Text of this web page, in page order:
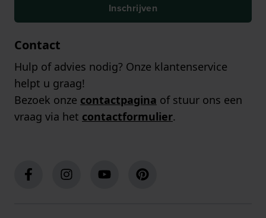
Inschrijven
Contact
Hulp of advies nodig? Onze klantenservice
helpt u graag!
Bezoek onze contactpagina of stuur ons een
vraag via het contactformulier.